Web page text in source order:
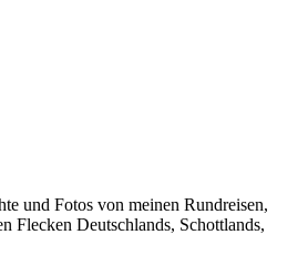
und Fotos von meinen Rundreisen,
Flecken Deutschlands, Schottlands,